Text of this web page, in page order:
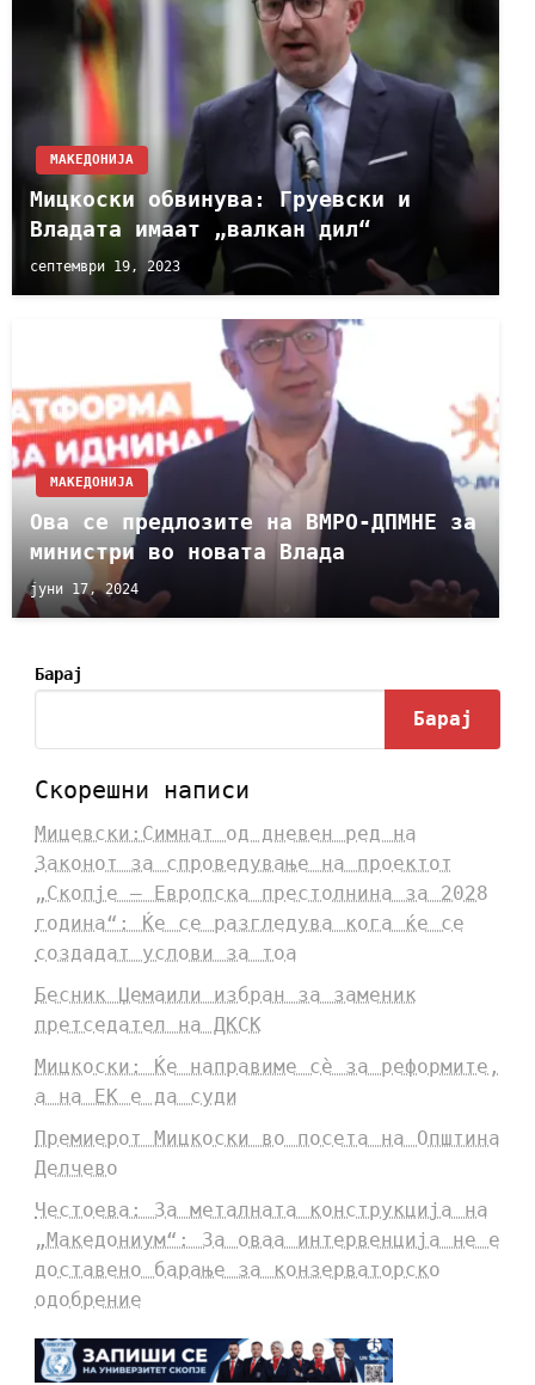
МАКЕДОНИЈА
Мицкоски обвинува: Груевски и
Владата имаат „валкан дил“
септември 19, 2023
МАКЕДОНИЈА
Ова се предлозите на ВМРО-ДПМНЕ за
министри во новата Влада
јуни 17, 2024
Барај
Барај
Скорешни написи
Мицевски:Симнат од дневен ред на
Законот за спроведување на проектот
„Скопје – Европска престолнина за 2028
година“: Ќе се разгледува кога ќе се
создадат услови за тоа
Бесник Џемаили избран за заменик
претседател на ДКСК
Мицкоски: Ќе направиме сè за реформите,
а на ЕК е да суди
Премиерот Мицкоски во посета на Општина
Делчево
Честоева: За металната конструкција на
„Македониум“: За оваа интервенција не е
доставено барање за конзерваторско
одобрение